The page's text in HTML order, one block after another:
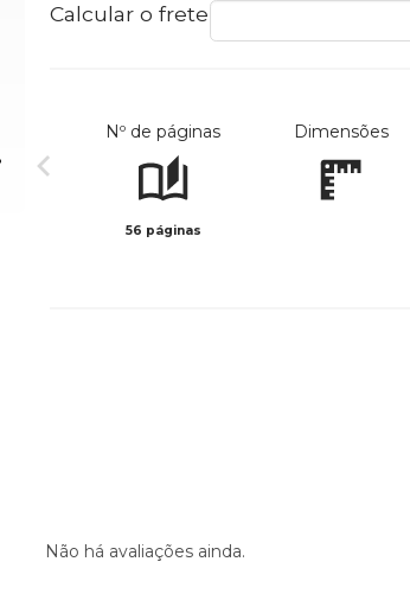
Calcular o frete
Nº de páginas
56 páginas
Dimensões
Não há avaliações ainda.